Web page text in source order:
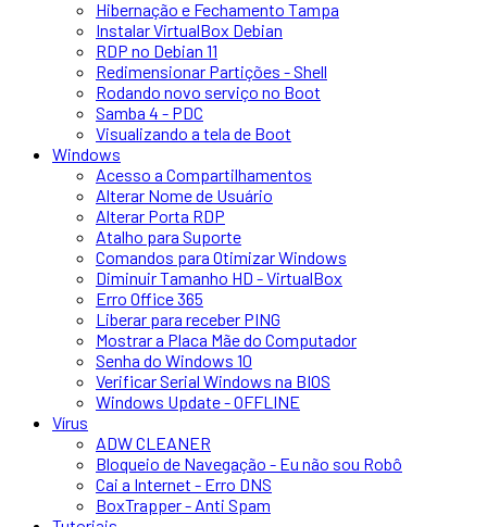
Hibernação e Fechamento Tampa
Instalar VirtualBox Debian
RDP no Debian 11
Redimensionar Partições - Shell
Rodando novo serviço no Boot
Samba 4 - PDC
Visualizando a tela de Boot
Windows
Acesso a Compartilhamentos
Alterar Nome de Usuário
Alterar Porta RDP
Atalho para Suporte
Comandos para Otimizar Windows
Diminuir Tamanho HD - VirtualBox
Erro Office 365
Liberar para receber PING
Mostrar a Placa Mãe do Computador
Senha do Windows 10
Verificar Serial Windows na BIOS
Windows Update - OFFLINE
Vírus
ADW CLEANER
Bloqueio de Navegação - Eu não sou Robô
Cai a Internet - Erro DNS
BoxTrapper - Anti Spam